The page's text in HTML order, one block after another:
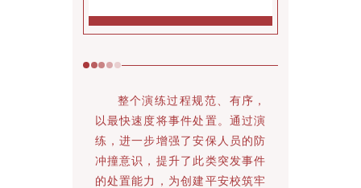
整个演练过程规范、有序，
以最快速度将事件处置。通过演
练，进一步增强了安保人员的防
冲撞意识，提升了此类突发事件
的处置能力，为创建平安校筑牢